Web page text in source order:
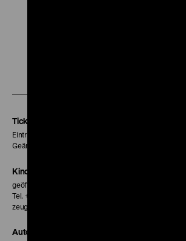
Tickets
Eintritt 5 €
Geänderte Preise sind im Programm vermerkt.
Kinokasse
geöffnet 30 Minuten vor Beginn der ersten Vorstellung
Tel. + 49 30 20304-770
zeughauskino@dhm.de
Autor*innen